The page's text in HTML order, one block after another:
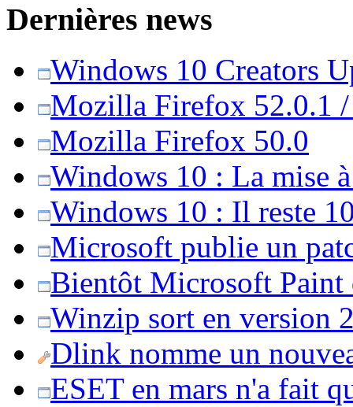
Dernières news
Windows 10 Creators
Mozilla Firefox 52.0.1
Mozilla Firefox 50.0
Windows 10 : La mise
Windows 10 : Il reste
Microsoft publie un
Bientôt Microsoft Paint
Winzip sort en version
Dlink nomme un
ESET en mars n'a fait